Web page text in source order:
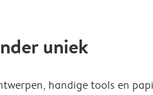
uniek
handige tools en